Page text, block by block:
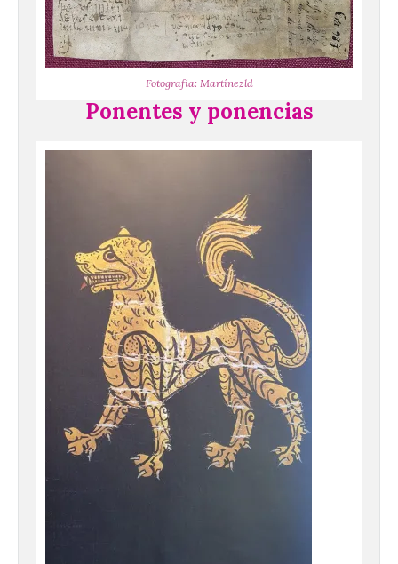
Fotografía: Martínezld
Ponentes y ponencias